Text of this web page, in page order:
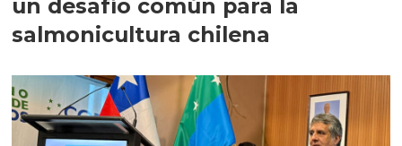
un desafío común para la
salmonicultura chilena